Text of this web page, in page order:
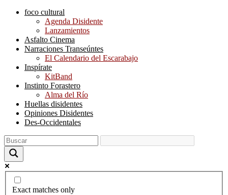
foco cultural
Agenda Disidente
Lanzamientos
Asfalto Cinema
Narraciones Transeúntes
El Calendario del Escarabajo
Inspírate
KitBand
Instinto Forastero
Alma del Río
Huellas disidentes
Opiniones Disidentes
Des-Occidentales
Exact matches only